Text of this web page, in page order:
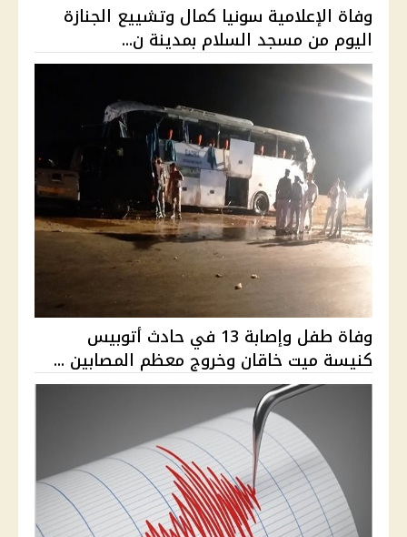
وفاة الإعلامية سونيا كمال وتشييع الجنازة
اليوم من مسجد السلام بمدينة ن...
وفاة طفل وإصابة 13 في حادث أتوبيس
كنيسة ميت خاقان وخروج معظم المصابين ...